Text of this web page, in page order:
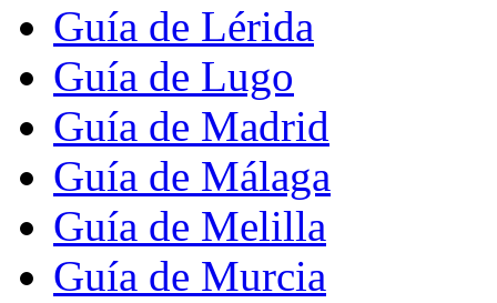
Guía de Lérida
Guía de Lugo
Guía de Madrid
Guía de Málaga
Guía de Melilla
Guía de Murcia